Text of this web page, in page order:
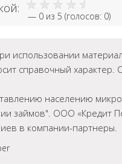
— 0 из 5 (голосов: 0)
использовании
справочный
населению
займов". ООО «Кредит
в компании-партнеры.